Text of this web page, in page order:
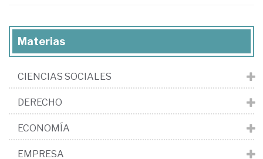
Materias
CIENCIAS SOCIALES
DERECHO
ECONOMÍA
EMPRESA